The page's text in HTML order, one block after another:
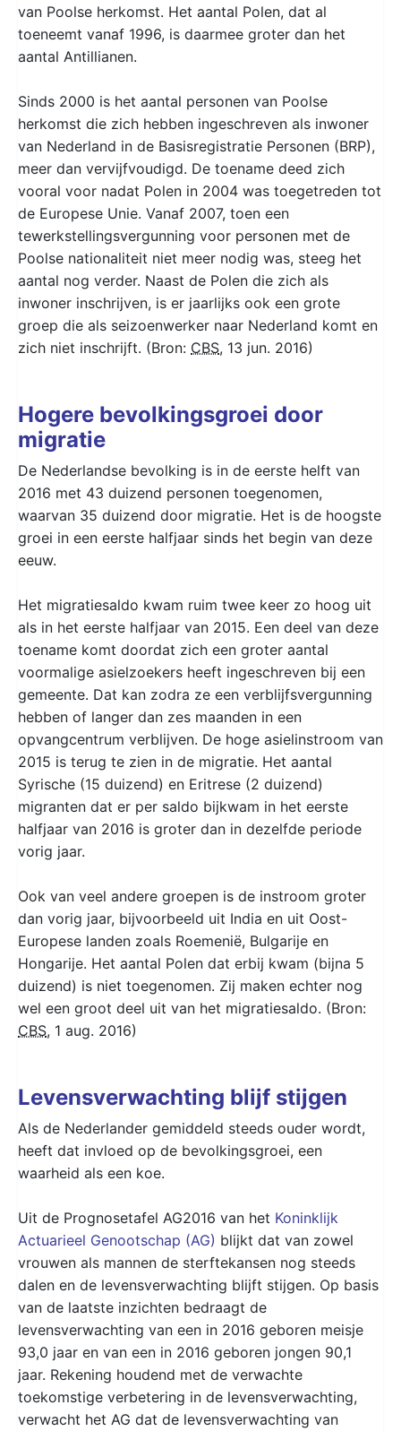
van Poolse herkomst. Het aantal Polen, dat al
toeneemt vanaf 1996, is daarmee groter dan het
aantal Antillianen.
Sinds 2000 is het aantal personen van Poolse
herkomst die zich hebben ingeschreven als inwoner
van Nederland in de Basisregistratie Personen (BRP),
meer dan vervijfvoudigd. De toename deed zich
vooral voor nadat Polen in 2004 was toegetreden tot
de Europese Unie. Vanaf 2007, toen een
tewerkstellingsvergunning voor personen met de
Poolse nationaliteit niet meer nodig was, steeg het
aantal nog verder. Naast de Polen die zich als
inwoner inschrijven, is er jaarlijks ook een grote
groep die als seizoenwerker naar Nederland komt en
zich niet inschrijft. (Bron: CBS, 13 jun. 2016)
Hogere bevolkingsgroei door
migratie
De Nederlandse bevolking is in de eerste helft van
2016 met 43 duizend personen toegenomen,
waarvan 35 duizend door migratie. Het is de hoogste
groei in een eerste halfjaar sinds het begin van deze
eeuw.
Het migratiesaldo kwam ruim twee keer zo hoog uit
als in het eerste halfjaar van 2015. Een deel van deze
toename komt doordat zich een groter aantal
voormalige asielzoekers heeft ingeschreven bij een
gemeente. Dat kan zodra ze een verblijfsvergunning
hebben of langer dan zes maanden in een
opvangcentrum verblijven. De hoge asielinstroom van
2015 is terug te zien in de migratie. Het aantal
Syrische (15 duizend) en Eritrese (2 duizend)
migranten dat er per saldo bijkwam in het eerste
halfjaar van 2016 is groter dan in dezelfde periode
vorig jaar.
Ook van veel andere groepen is de instroom groter
dan vorig jaar, bijvoorbeeld uit India en uit Oost-
Europese landen zoals Roemenië, Bulgarije en
Hongarije. Het aantal Polen dat erbij kwam (bijna 5
duizend) is niet toegenomen. Zij maken echter nog
wel een groot deel uit van het migratiesaldo. (Bron:
CBS, 1 aug. 2016)
Levensverwachting blijf stijgen
Als de Nederlander gemiddeld steeds ouder wordt,
heeft dat invloed op de bevolkingsgroei, een
waarheid als een koe.
Uit de Prognosetafel AG2016 van het Koninklijk
Actuarieel Genootschap (AG) blijkt dat van zowel
vrouwen als mannen de sterftekansen nog steeds
dalen en de levensverwachting blijft stijgen. Op basis
van de laatste inzichten bedraagt de
levensverwachting van een in 2016 geboren meisje
93,0 jaar en van een in 2016 geboren jongen 90,1
jaar. Rekening houdend met de verwachte
toekomstige verbetering in de levensverwachting,
verwacht het AG dat de levensverwachting van